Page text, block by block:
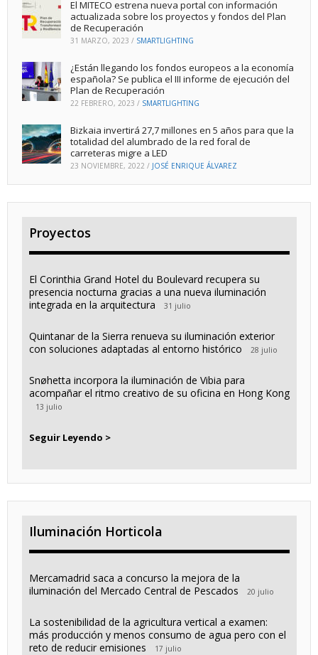
El MITECO estrena nueva portal con información
actualizada sobre los proyectos y fondos del Plan
de Recuperación
31 MARZO, 2023 / SMARTLIGHTING
¿Están llegando los fondos europeos a la economía
española? Se publica el III informe de ejecución del
Plan de Recuperación
22 FEBRERO, 2023 / SMARTLIGHTING
Bizkaia invertirá 27,7 millones en 5 años para que la
totalidad del alumbrado de la red foral de
carreteras migre a LED
23 NOVIEMBRE, 2022 / JOSÉ ENRIQUE ÁLVAREZ
Proyectos
El Corinthia Grand Hotel du Boulevard recupera su
presencia nocturna gracias a una nueva iluminación
integrada en la arquitectura
31 julio
Quintanar de la Sierra renueva su iluminación exterior
con soluciones adaptadas al entorno histórico
28 julio
Snøhetta incorpora la iluminación de Vibia para
acompañar el ritmo creativo de su oficina en Hong Kong
13 julio
Seguir Leyendo >
Iluminación Horticola
Mercamadrid saca a concurso la mejora de la
iluminación del Mercado Central de Pescados
20 julio
La sostenibilidad de la agricultura vertical a examen:
más producción y menos consumo de agua pero con el
reto de reducir emisiones
17 julio